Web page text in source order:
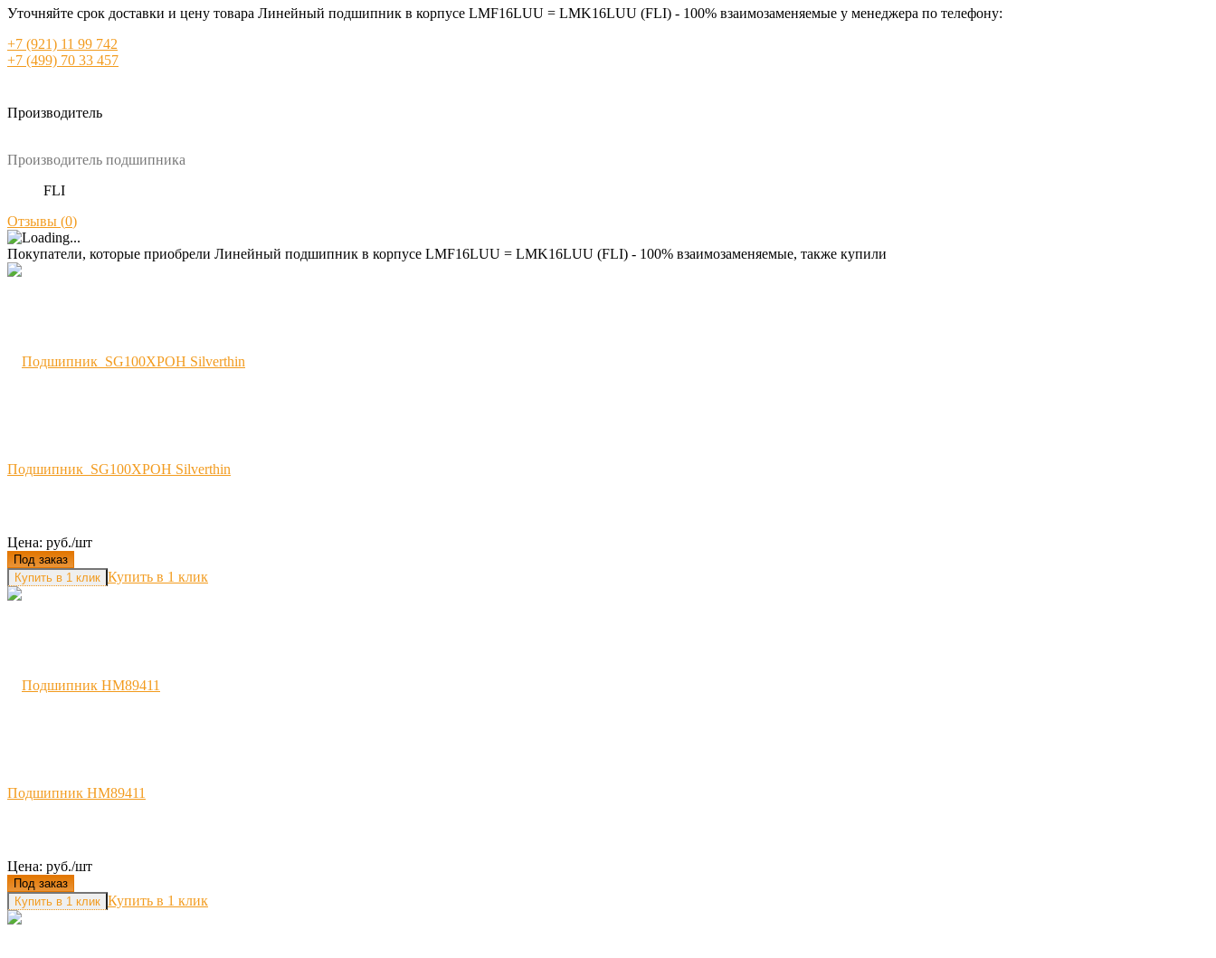
Уточняйте срок доставки и цену товара Линейный подшипник в корпусе LMF16LUU = LMK16LUU (FLI) - 100% взаимозаменяемые у менеджера по телефону:
+7 (921) 11 99 742
+7 (499) 70 33 457
Производитель
Производитель подшипника
FLI
Отзывы (0)
Покупатели, которые приобрели Линейный подшипник в корпусе LMF16LUU = LMK16LUU (FLI) - 100% взаимозаменяемые, также купили
Подшипник SG100XPOH Silverthin
Цена: руб./шт
Под заказ
Купить в 1 клик
Подшипник HM89411
Цена: руб./шт
Под заказ
Купить в 1 клик